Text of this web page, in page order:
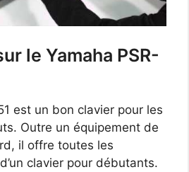
le Yamaha PSR-
est un bon clavier pour les
Outre un équipement de
il offre toutes les
clavier pour débutants.